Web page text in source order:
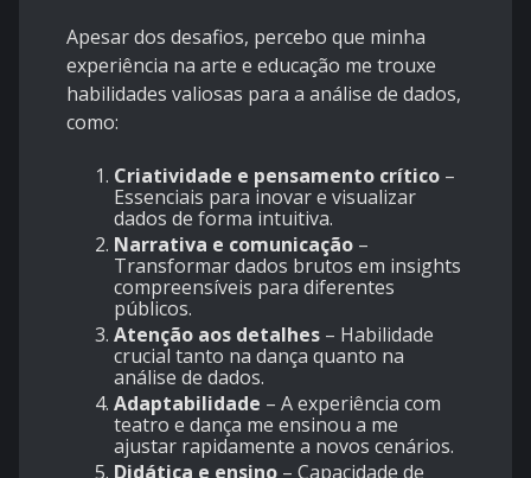
Apesar dos desafios, percebo que minha
experiência na arte e educação me trouxe
habilidades valiosas para a análise de dados,
como:
Criatividade e pensamento crítico –
Essenciais para inovar e visualizar
dados de forma intuitiva.
Narrativa e comunicação –
Transformar dados brutos em insights
compreensíveis para diferentes
públicos.
Atenção aos detalhes – Habilidade
crucial tanto na dança quanto na
análise de dados.
Adaptabilidade – A experiência com
teatro e dança me ensinou a me
ajustar rapidamente a novos cenários.
Didática e ensino – Capacidade de